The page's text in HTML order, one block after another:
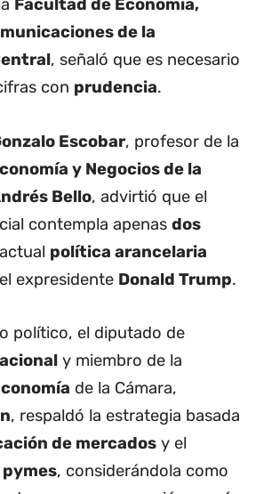
Facultad de Economía,
de la
, señaló que es necesario
con prudencia.
Escobar, profesor de la
y Negocios de la
Bello, advirtió que el
contempla apenas dos
política arancelaria
expresidente Donald Trump.
político, el diputado de
y miembro de la
de la Cámara,
, respaldó la estrategia basada
de mercados y el
pymes, considerándola como